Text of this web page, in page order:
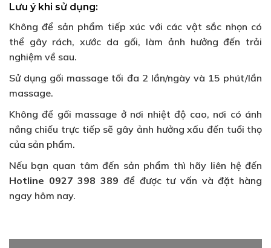
Lưu ý khi sử dụng:
Không để sản phẩm tiếp xúc với các vật sắc nhọn có
thể gây rách, xước da gối, làm ảnh hưởng đến trải
nghiệm về sau.
Sử dụng gối massage tối đa 2 lần/ngày và 15 phút/lần
massage.
Không để gối massage ở nơi nhiệt độ cao, nơi có ánh
nắng chiếu trực tiếp sẽ gây ảnh hưởng xấu đến tuổi thọ
của sản phẩm.
Nếu bạn quan tâm đến sản phẩm thì hãy liên hệ đến
Hotline 0927 398 389 để được tư vấn và đặt hàng
ngay hôm nay.